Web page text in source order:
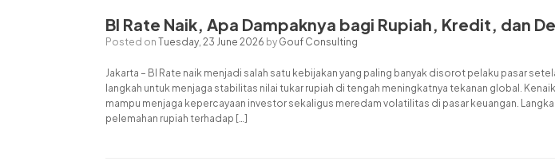
BI Rate Naik, Apa Dampaknya bagi Rupiah, Kredit, dan
Posted on Tuesday, 23 June 2026 by Gouf Consulting
Jakarta – BI Rate naik menjadi salah satu kebijakan yang paling banyak disorot pelaku pasar
langkah untuk menjaga stabilitas nilai tukar rupiah di tengah meningkatnya tekanan global.
mampu menjaga kepercayaan investor sekaligus meredam volatilitas di pasar keuangan.
pelemahan rupiah terhadap […]